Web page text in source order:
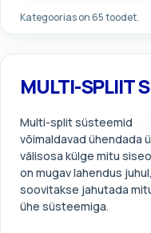
Kategoorias on 65 toodet.
MULTI-SPLIIT
Multi-split süsteemid
võimaldavad ühendada
välisosa külge mitu
on mugav lahendus
soovitakse jahutada
ühe süsteemiga.